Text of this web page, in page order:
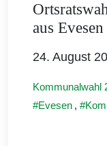
aus
24. August
Kommunalwahl
Evesen ,